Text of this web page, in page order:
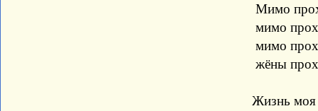
Мимо проходят
мимо проходят
мимо проходят
жёны проходят
Жизнь моя мимо